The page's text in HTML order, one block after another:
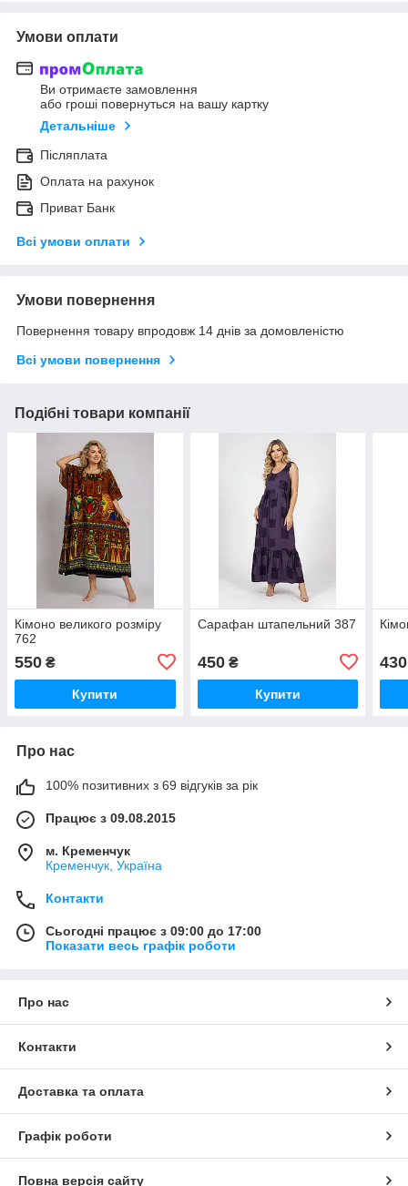
Умови оплати
Ви отримаєте замовлення
або гроші повернуться на вашу картку
Детальніше
Післяплата
Оплата на рахунок
Приват Банк
Всі умови оплати
Умови повернення
Повернення товару впродовж 14 днів за домовленістю
Всі умови повернення
Подібні товари компанії
Кімоно великого розміру
762
550 ₴
Купити
Сарафан штапельний 387
450₴
Купити
430
Про нас
100% позитивних з 69 відгуків за рік
Працює з 09.08.2015
м. Кременчук
Кременчук, Україна
Контакти
Сьогодні працює з 09:00 до 17:00
Показати весь графік роботи
Про нас
Контакти
Доставка та оплата
Графік роботи
Повна версія сайту